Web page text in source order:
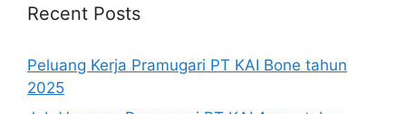
Recent Posts
Peluang Kerja Pramugari PT KAI Bone tahun
2025